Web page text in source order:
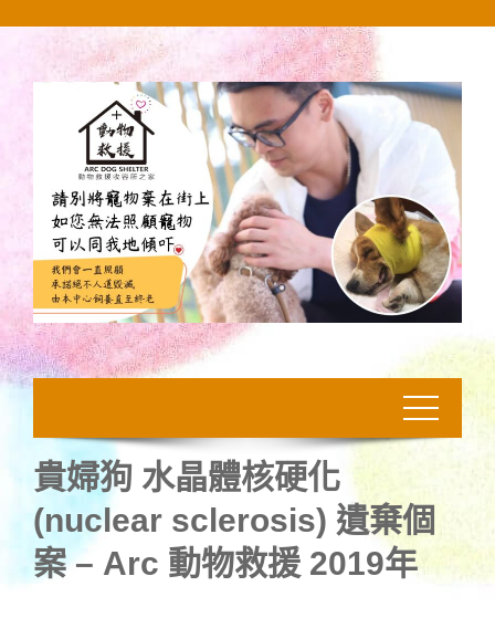
貴婦狗 水晶體核硬化
(nuclear sclerosis) 遺棄個
案 – Arc 動物救援 2019年